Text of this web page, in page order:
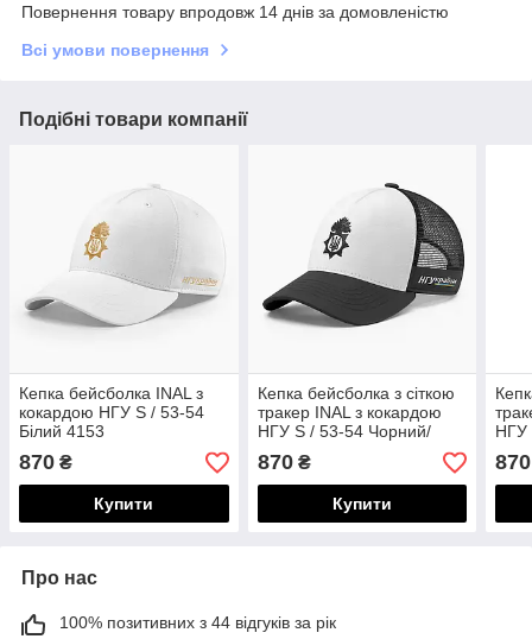
Повернення товару впродовж 14 днів за домовленістю
Всі умови повернення
Подібні товари компанії
Кепка бейсболка INAL з
кокардою НГУ S / 53-54
Білий 4153
870 ₴
Купити
Кепка бейсболка з сіткою
тракер INAL з кокардою
НГУ S / 53-54 Чорний/
Білий 117653
870₴
Купити
НГУ
870
Про нас
100% позитивних з 44 відгуків за рік